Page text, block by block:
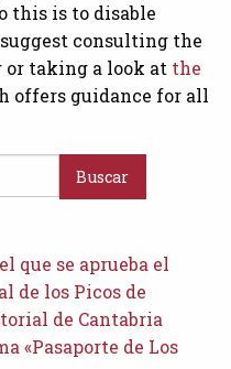
this is to disable
consulting the
or taking a look at the
offers guidance for all
que se aprueba el
de los Picos de
de Cantabria
«Pasaporte de Los